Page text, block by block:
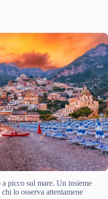
picco sul mare. Un insieme
lo osserva attentamene